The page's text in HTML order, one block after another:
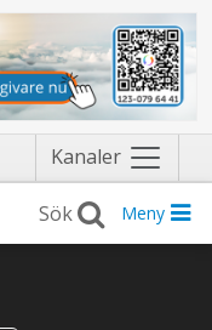
Kanaler Näytä
valikko
Meny